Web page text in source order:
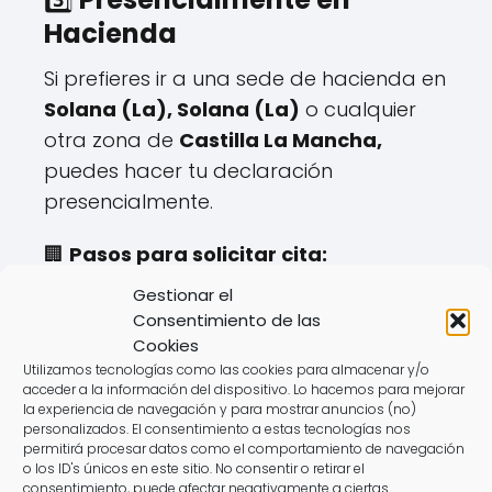
Gestionar el
Consentimiento de las
Cookies
Utilizamos tecnologías como las cookies para almacenar y/o
acceder a la información del dispositivo. Lo hacemos para mejorar
la experiencia de navegación y para mostrar anuncios (no)
personalizados. El consentimiento a estas tecnologías nos
permitirá procesar datos como el comportamiento de navegación
o los ID's únicos en este sitio. No consentir o retirar el
consentimiento, puede afectar negativamente a ciertas
Hacienda
Si prefieres ir a una sede de hacienda en
Solana (La), Solana (La) o cualquier
otra zona de Castilla La Mancha,
puedes hacer tu declaración
presencialmente.
🏢 Pasos para solicitar cita:
✔️ Disponible hasta el
✔️ Se gestiona a través de la web o
teléfono de laAgencia Tributaria
✔️ Requiere aportar documentación
específica.
⚠️Desventajas: